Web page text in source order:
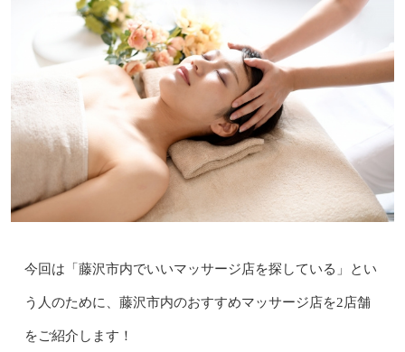
今回は「藤沢市内でいいマッサージ店を探している」とい
う人のために、藤沢市内のおすすめマッサージ店を2店舗
をご紹介します！